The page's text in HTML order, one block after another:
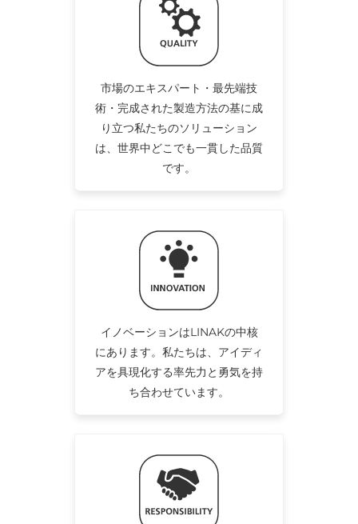
市場のエキスパート・最先端技
術・完成された製造方法の基に成
り立つ私たちのソリューション
は、世界中どこでも一貫した品質
です。
イノベーションはLINAKの中核
にあります。私たちは、アイディ
アを具現化する率先力と勇気を持
ち合わせています。